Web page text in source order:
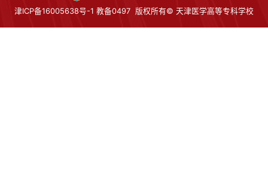
津ICP备16005638号-1 教备0497 版权所有© 天津医学高等专科学校